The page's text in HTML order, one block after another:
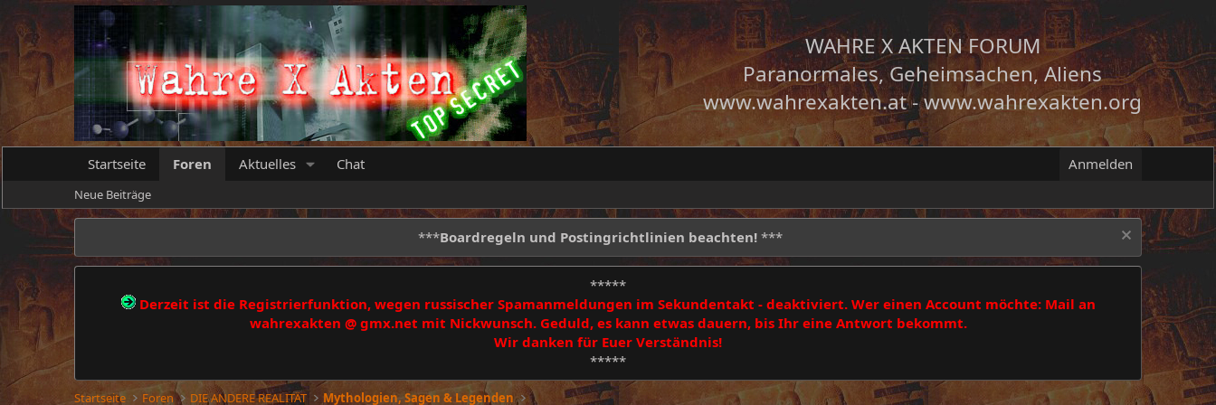
WAHRE X AKTEN FORUM
Paranormales, Geheimsachen, Aliens
www.wahrexakten.at-www.wahrexakten.org
Startseite Foren Aktuelles Chat Anmelden
Neue Beiträge
***Boardregeln und Postingrichtlinien beachten! ***
*****
Derzeit ist die Registrierfunktion, wegen russischer Spamanmeldungen im Sekundentakt - deaktiviert. Wer einen Account möchte: Mail an
wahrexakten @ gmx.net mit Nickwunsch. Geduld, es kann etwas dauern, bis Ihr eine Antwort bekommt.
Wir danken für Euer Verständnis!
*****
Startseite Foren DIE ANDERE REALITÄT Mythologien, Sagen & Legenden